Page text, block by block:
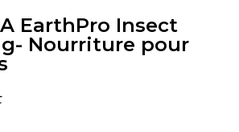
EarthPro Insect
g- Nourriture pour